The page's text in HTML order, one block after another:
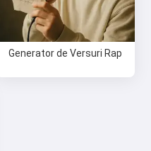
Generator de Versuri Rap